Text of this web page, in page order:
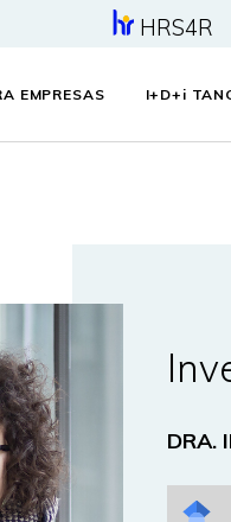
HRS4R
EMPRESAS I+D+ i
DRA.